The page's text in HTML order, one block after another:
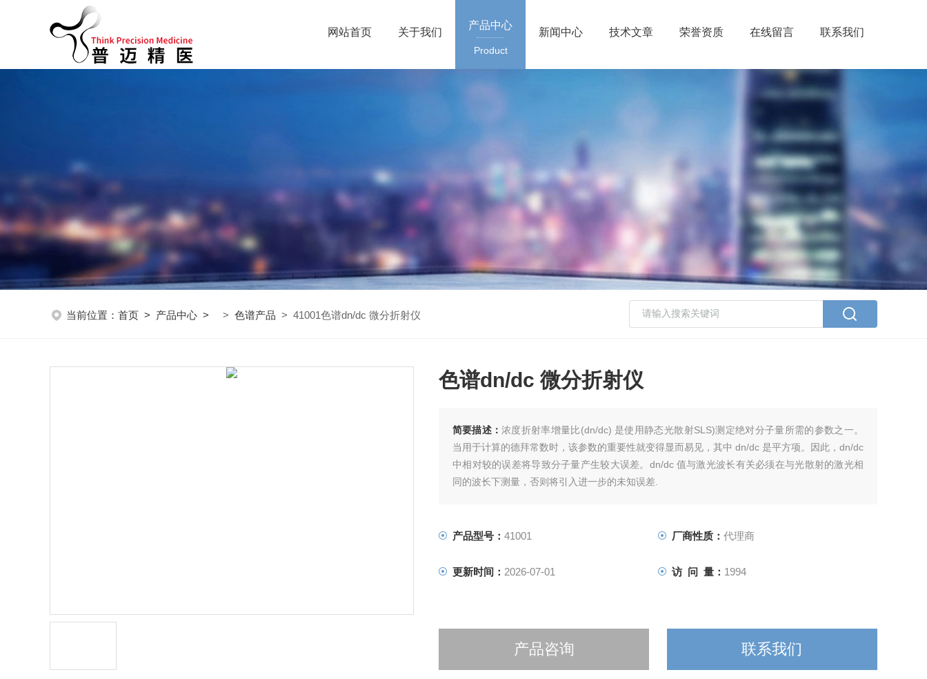
网站首页 关于我们
产品中心
Product
新闻中心 技术文章 荣誉资质 在线留言 联系我们
当前位置： 首页 > 产品中心 > > 色谱产品 > 41001色谱dn/dc 微分折射仪
色谱dn/dc 微分折射仪
简要描述： 浓度折射率增量比(dn/dc) 是使用静态光散射SLS)测定绝对分子量所需的参数之一。
当用于计算的德拜常数时，该参数的重要性就变得显而易见，其中 dn/dc 是平方项。因此，dn/dc
中相对较的误差将导致分子量产生较大误差。dn/dc 值与激光波长有关必须在与光散射的激光相
同的波长下测量，否则将引入进一步的未知误差.
产品型号： 41001 厂商性质： 代理商
更新时间： 2026-07-01 访 问 量： 1994
产品咨询 联系我们